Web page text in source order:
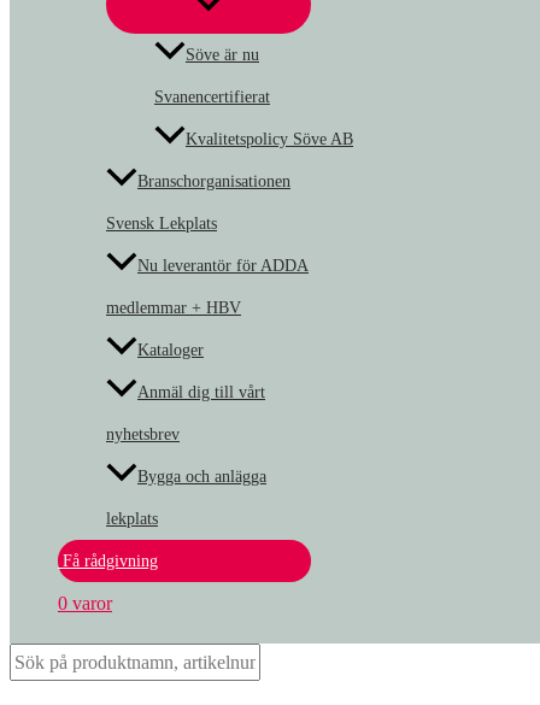
Söve är nu
Svanencertifierat
Kvalitetspolicy Söve AB
Branschorganisationen
Svensk Lekplats
Nu leverantör för ADDA
medlemmar + HBV
Kataloger
Anmäl dig till vårt
nyhetsbrev
Bygga och anlägga
lekplats
Få rådgivning
0 varor